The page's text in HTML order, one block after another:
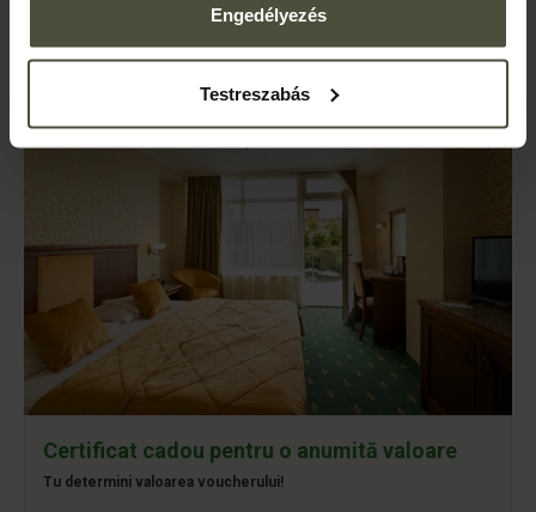
Engedélyezés
Testreszabás
Certificat cadou pentru o anumită valoare
Tu determini valoarea voucherului!